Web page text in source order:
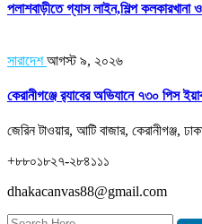
পলাশবাড়ীতে গ্যাস লাইন,শিল্প কলকারখানা ও
সারাদেশ আগস্ট ৯, ২০২৬
কেরানীগঞ্জে র‍্যাবের অভিযানে ৭৩০ পিস
জেরিন টাওয়ার, আটি বাজার, কেরানীগঞ্জ,
+৮৮০১৮২৭-২৮৪১১১
dhakacanvas88@gmail.com